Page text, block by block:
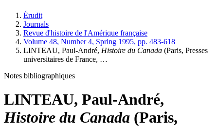
Érudit
Journals
Revue d'histoire de l'Amérique française
Volume 48, Number 4, Spring 1995, pp. 483-618
LINTEAU, Paul-André, Histoire du Canada (Paris, Presses
universitaires de France, …
Notes bibliographiques
LINTEAU, Paul-André,
Histoire du Canada (Paris,